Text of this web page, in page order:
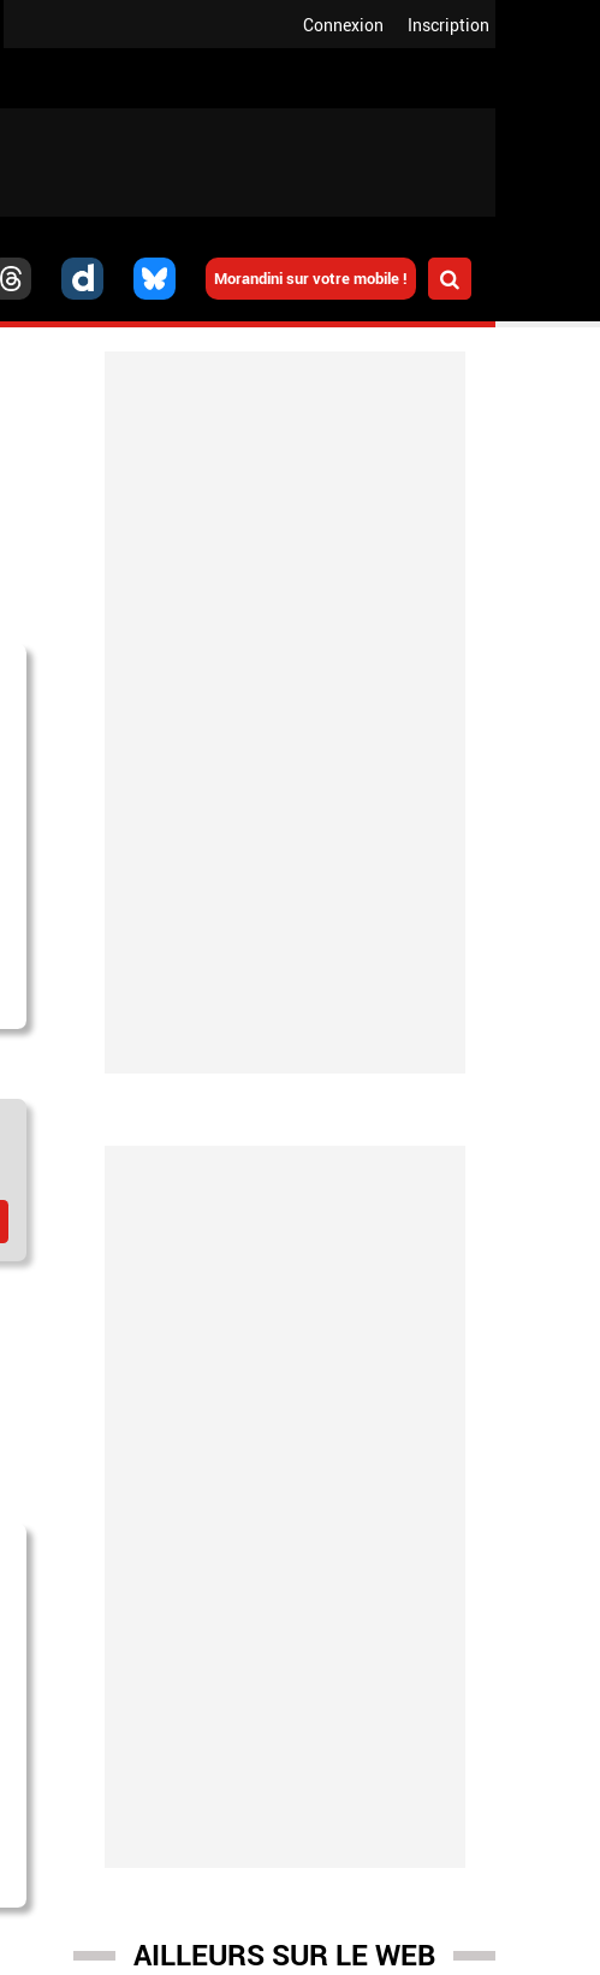
Inscription
Connexion
Morandini sur votre mobile !
AILLEURS SUR LE WEB